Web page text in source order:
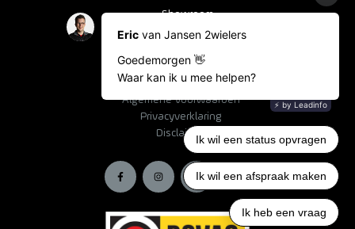
Showroom
Occasions
Bestelinformatie
Algemene voorwaarden
Privacyverklaring
Disclaimer